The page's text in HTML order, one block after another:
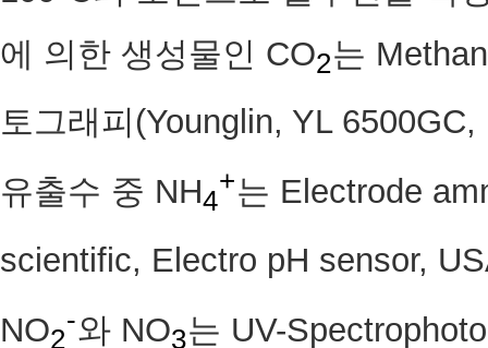
에 의한 생성물인 CO2는
토그래피(Younglin, YL
유출수 중 NH4
+는 Electrode
scientific, Electro pH sensor,
NO2
-와 NO3는 UV-